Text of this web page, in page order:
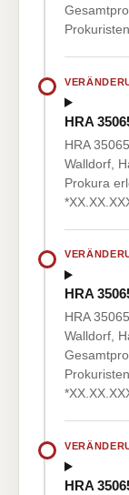
HRA
HRA
Walldorf,
Prokura
HRA
HRA
Walldorf,
HRA